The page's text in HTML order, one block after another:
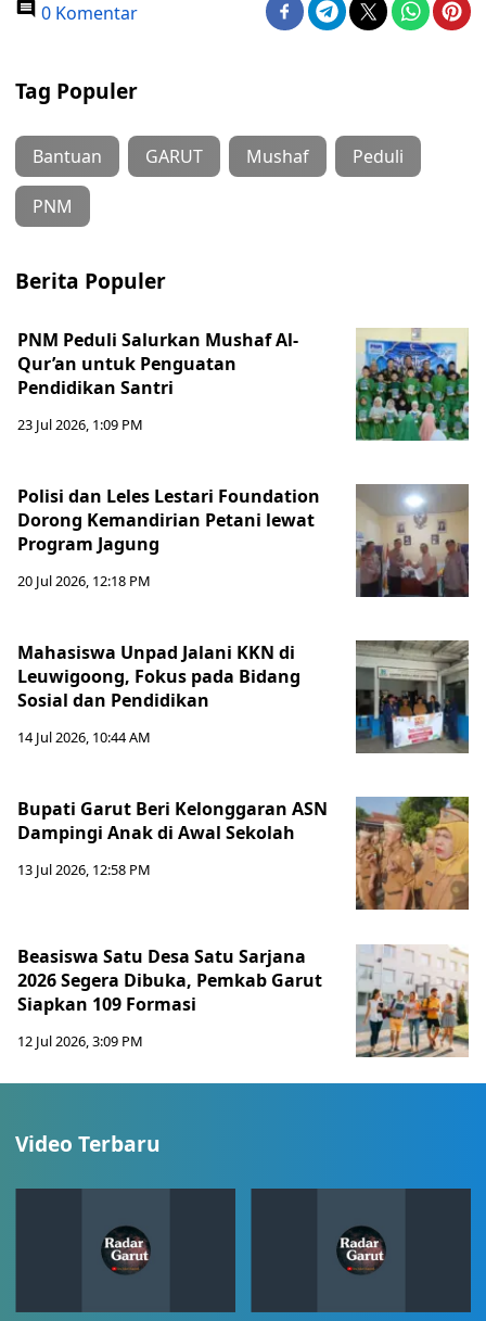
0 Komentar
Tag Populer
Bantuan GARUT Mushaf Peduli
PNM
Berita Populer
PNM Peduli Salurkan Mushaf Al-
Qur’an untuk Penguatan
Pendidikan Santri
23 Jul 2026, 1:09 PM
Polisi dan Leles Lestari Foundation
Dorong Kemandirian Petani lewat
Program Jagung
20 Jul 2026, 12:18 PM
Mahasiswa Unpad Jalani KKN di
Leuwigoong, Fokus pada Bidang
Sosial dan Pendidikan
14 Jul 2026, 10:44 AM
Bupati Garut Beri Kelonggaran ASN
Dampingi Anak di Awal Sekolah
13 Jul 2026, 12:58 PM
Beasiswa Satu Desa Satu Sarjana
2026 Segera Dibuka, Pemkab Garut
Siapkan 109 Formasi
12 Jul 2026, 3:09 PM
Video Terbaru